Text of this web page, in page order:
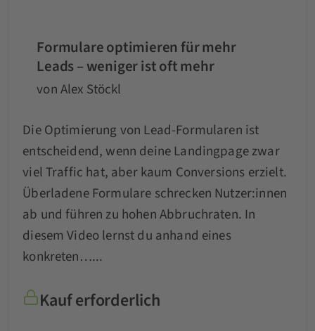
Formulare optimieren für mehr
Leads – weniger ist oft mehr
von Alex Stöckl
Die Optimierung von Lead-Formularen ist
entscheidend, wenn deine Landingpage zwar
viel Traffic hat, aber kaum Conversions erzielt.
Überladene Formulare schrecken Nutzer:innen
ab und führen zu hohen Abbruchraten. In
diesem Video lernst du anhand eines
konkreten…...
Kauf erforderlich